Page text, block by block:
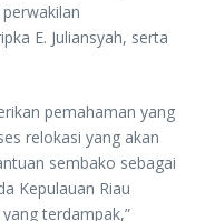
E. Juliansyah, serta
pemahaman yang
relokasi yang akan
sembako sebagai
Kepulauan Riau
terdampak,”